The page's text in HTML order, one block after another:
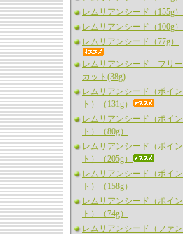
レムリアンシード（155g）
レムリアンシード（100g）
レムリアンシード（77g）
レムリアンシード フリー
カット(38g)
レムリアンシード（ポイン
ト）（131g）
レムリアンシード（ポイン
ト）（80g）
レムリアンシード（ポイン
ト）（205g）
レムリアンシード（ポイン
ト）（158g）
レムリアンシード（ポイン
ト）（74g）
レムリアンシード（ファン